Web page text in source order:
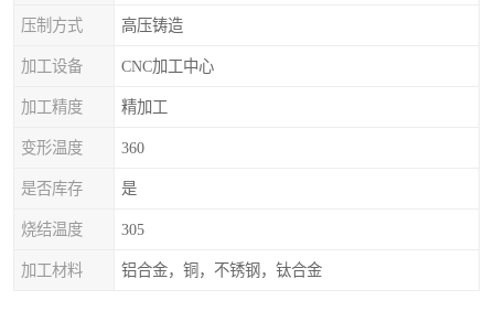
压制方式 高压铸造
加工设备 CNC加工中心
加工精度 精加工
变形温度 360
是否库存 是
烧结温度 305
加工材料 铝合金，铜，不锈钢，钛合金